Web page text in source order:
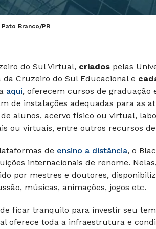
Pato Branco/PR
do Sul Virtual, criados pelas
da Cruzeiro do Sul Educacional e
aqui, oferecem cursos de graduação
de instalações adequadas para as
alunos, acervo físico ou virtual,
ou virtuais, entre outros recursos
de ensino a distância, o
internacionais de renome.
por mestres e doutores,
músicas, animações, jogos etc.
ficar tranquilo para investir seu
oferece toda a infraestrutura e